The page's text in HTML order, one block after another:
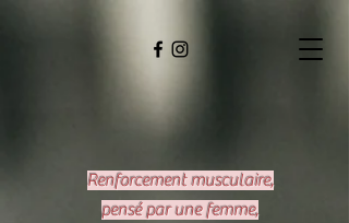
Renforcement musculaire,
pensé par une femme,